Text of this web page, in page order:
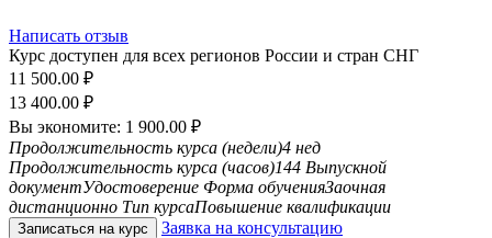
Написать отзыв
Курс доступен для всех регионов России и стран СНГ
11 500.00 ₽
13 400.00 ₽
Вы экономите: 1 900.00 ₽
Продолжительность курса (недели)4 нед
Продолжительность курса (часов)144 Выпускной
документУдостоверение Форма обученияЗаочная
дистанционно Тип курсаПовышение квалификации
Записаться на курс
Заявка на консультацию